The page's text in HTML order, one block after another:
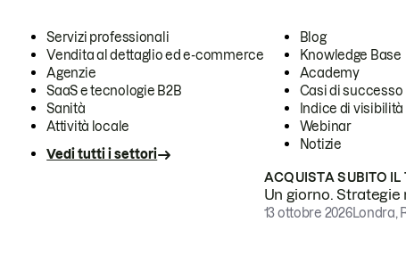
Servizi professionali
Vendita al dettaglio ed e-commerce
Agenzie
SaaS e tecnologie B2B
Sanità
Attività locale
Vedi tutti i settori
Blog
Knowledge Base
Academy
Casi di successo
Indice di visibilità
Webinar
Notizie
ACQUISTA SUBITO IL
Un giorno.
13 ottobre 2026Londra,